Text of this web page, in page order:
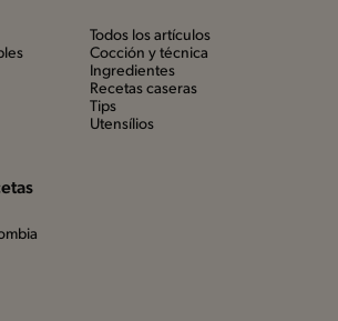
Todos los artículos
Cocción y técnica
Ingredientes
Recetas caseras
Tips
Utensílios